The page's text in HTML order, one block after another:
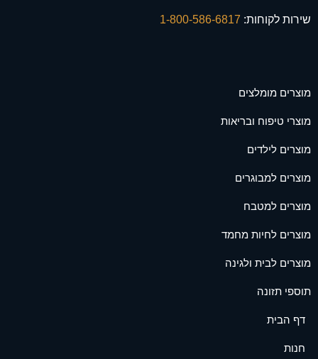
שירות לקוחות:
מוצרים מומלצים
מוצרי טיפוח ובריאות
מוצרים לילדים
מוצרים למבוגרים
מוצרים למטבח
מוצרים לחיות מחמד
מוצרים לבית ולגינה
תוספי תזונה
דף הבית
חנות